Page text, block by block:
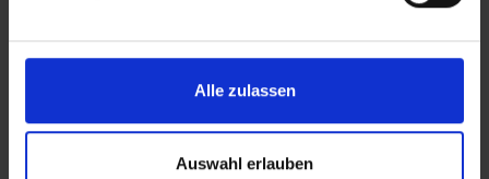
Alle zulassen
Auswahl erlauben